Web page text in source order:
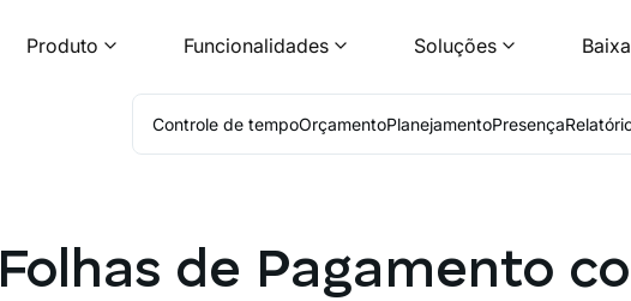
Produto Funcionalidades Soluções
Controle de tempoOrçamentoPlanejamentoPresença
Folhas de Pagamento